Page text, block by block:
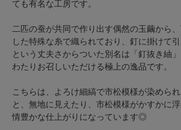
ても有名な工房です。
二匹の蚕が共同で作り出す偶然の玉繭から
した特殊な糸で織られており、釘に掛けて
という丈夫さからついた別名は「釘抜き紬
わたりお召しいただける極上の逸品です。
こちらは、よろけ細縞で市松模様が染めら
と、無地に見えたり、市松模様がかすかに
情豊かな仕上がりになっています◎